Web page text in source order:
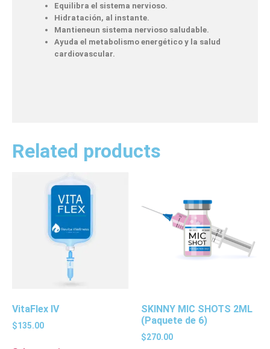
Equilibra el sistema nervioso.
Hidratación, al instante.
Mantieneun sistema nervioso saludable.
Ayuda el metabolismo energético y la salud
cardiovascular.
Related products
VitaFlex IV
$135.00
SKINNY MIC SHOTS 2ML
(Paquete de 6)
$270.00